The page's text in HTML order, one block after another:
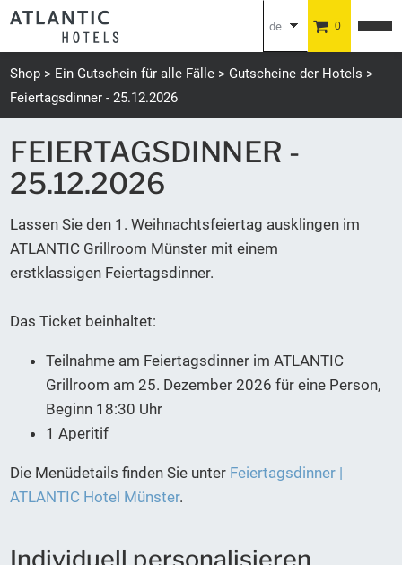
de
en
0
Shop Ein Gutschein für alle Fälle
Gutscheine der Hotels
Feiertagsdinner - 25.12.2026
FEIERTAGSDINNER -
25.12.2026
Lassen Sie den 1. Weihnachtsfeiertag ausklingen im
ATLANTIC Grillroom Münster mit einem
erstklassigen Feiertagsdinner.
Das Ticket beinhaltet:
Teilnahme am Feiertagsdinner im ATLANTIC
Grillroom am 25. Dezember 2026 für eine Person,
Beginn 18:30 Uhr
1 Aperitif
Die Menüdetails finden Sie unter Feiertagsdinner |
ATLANTIC Hotel Münster.